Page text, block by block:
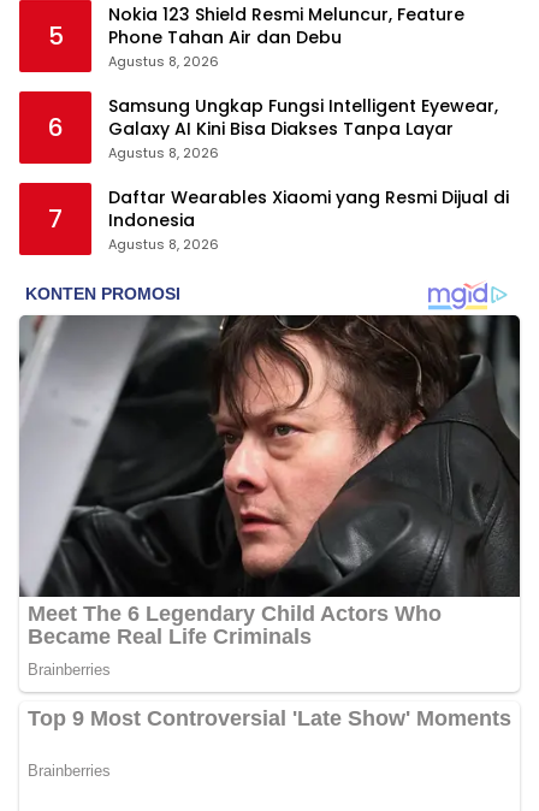
5
Nokia 123 Shield Resmi Meluncur, Feature
Phone Tahan Air dan Debu
Agustus 8, 2026
6
Samsung Ungkap Fungsi Intelligent Eyewear,
Galaxy AI Kini Bisa Diakses Tanpa Layar
Agustus 8, 2026
7
Daftar Wearables Xiaomi yang Resmi Dijual di
Indonesia
Agustus 8, 2026